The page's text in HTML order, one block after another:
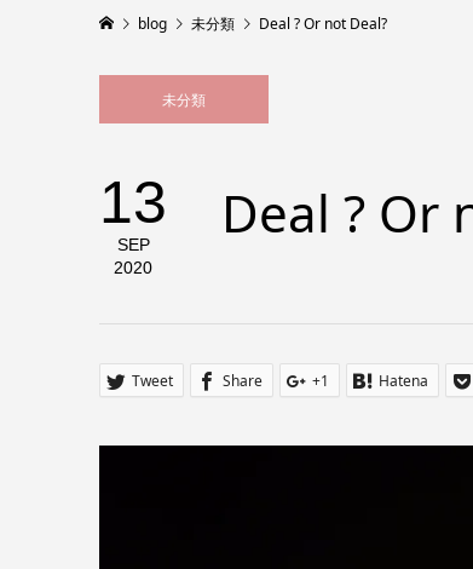
blog 未分類 Deal ? Or not Deal?
未分類
13
SEP
2020
Deal ? Or
Tweet Share +1 Hatena